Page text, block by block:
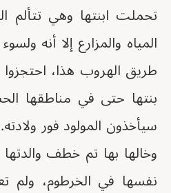
تحملت ابنتها وهي تتألم
المياه والمزارع إلا أنه
طريق الهروب هذا،
بنتها حتى في مناطقها
سيأخذون المولود فور
وخالها بها تم خطف
نفسها في الخرطوم، ولم